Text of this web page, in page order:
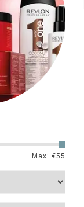
Max: €55